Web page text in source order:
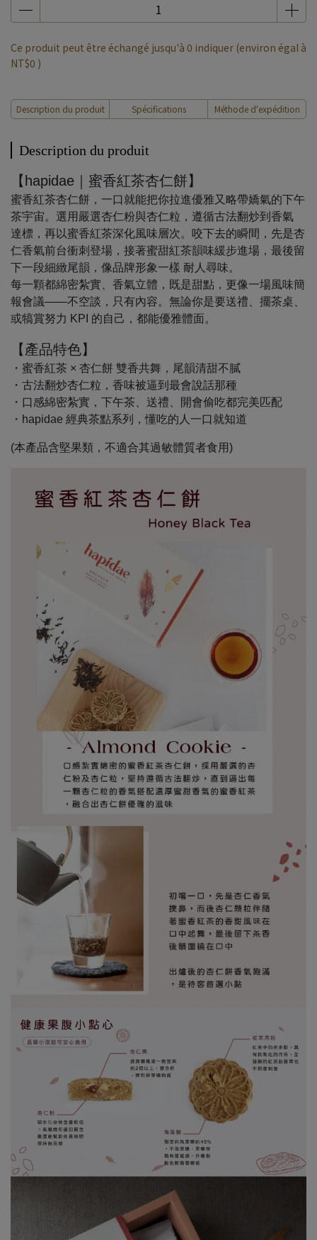
Ce produit peut être échangé jusqu'à 0 indiquer (environ égal à
NT$0 )
Description du produit Spécifications Méthode d'expédition
Description du produit
【hapidae｜蜜香紅茶杏仁餅】
蜜香紅茶杏仁餅，一口就能把你拉進優雅又略帶嬌氣的下午
茶宇宙。選用嚴選杏仁粉與杏仁粒，遵循古法翻炒到香氣
達標，再以蜜香紅茶深化風味層次。咬下去的瞬間，先是杏
仁香氣前台衝刺登場，接著蜜甜紅茶韻味緩步進場，最後留
下一段細緻尾韻，像品牌形象一樣 耐人尋味。
每一顆都綿密紮實、香氣立體，既是甜點，更像一場風味簡
報會議——不空談，只有內容。無論你是要送禮、擺茶桌、
或犒賞努力 KPI 的自己，都能優雅體面。
【產品特色】
・蜜香紅茶 × 杏仁餅 雙香共舞，尾韻清甜不膩
・古法翻炒杏仁粒，香味被逼到最會說話那種
・口感綿密紮實，下午茶、送禮、開會偷吃都完美匹配
・hapidae 經典茶點系列，懂吃的人一口就知道
(本產品含堅果類，不適合其過敏體質者食用)